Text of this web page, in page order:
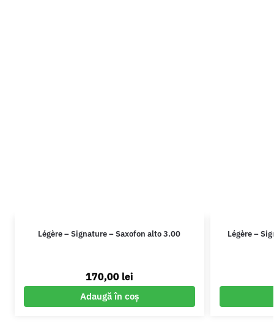
Légère – Signature – Saxofon alto 3.00
170,00 lei
Adaugă în coș
Légère –